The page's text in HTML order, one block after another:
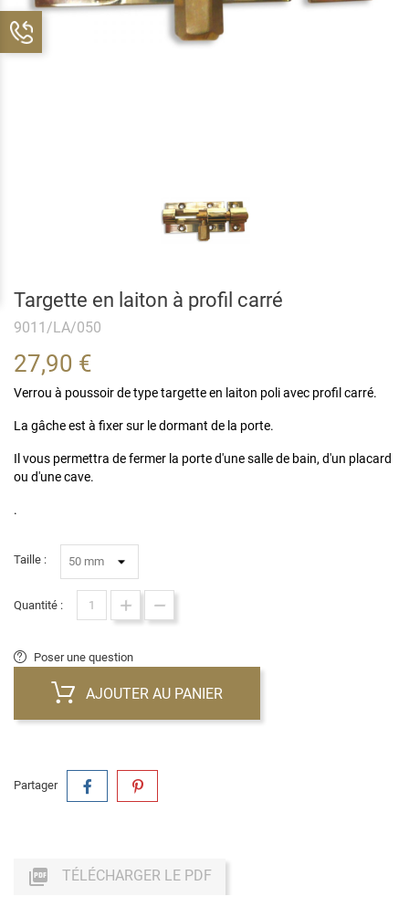
Targette en laiton à profil carré
9011/LA/050
27,90 €
Verrou à poussoir de type targette en laiton poli avec profil carré.
La gâche est à fixer sur le dormant de la porte.
Il vous permettra de fermer la porte d'une salle de bain, d'un placard
ou d'une cave.
.
Taille :
Quantité :
Poser une question
AJOUTER AU PANIER
Partager
 TÉLÉCHARGER LE PDF